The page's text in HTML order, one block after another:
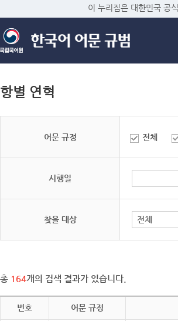
이 누리집은 대한민국 공
항별 연혁
어문 규정 전체
시행일
찾을 대상
총 164개의 검색 결과가 있습니다.
번호 어문 규정